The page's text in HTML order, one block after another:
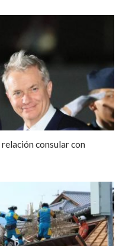
consular con